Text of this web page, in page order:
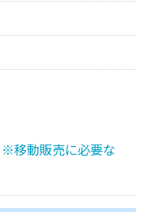
移動販売に必要な